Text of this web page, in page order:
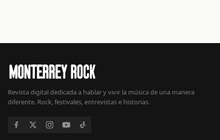
Revista digital dedicada a hablar y vivir la música de una manera
diferente. Rock, festivales, entrevistas e historias.